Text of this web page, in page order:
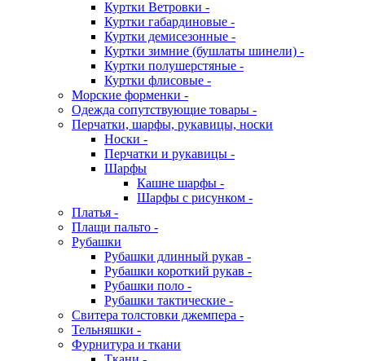
Куртки Ветровки -
Куртки габардиновые -
Куртки демисезонные -
Куртки зимние (бушлаты шинели) -
Куртки полушерстяные -
Куртки флисовые -
Морские форменки -
Одежда сопутствующие товары -
Перчатки, шарфы, рукавицы, носки
Носки -
Перчатки и рукавицы -
Шарфы
Кашне шарфы -
Шарфы с рисунком -
Платья -
Плащи пальто -
Рубашки
Рубашки длинный рукав -
Рубашки короткий рукав -
Рубашки поло -
Рубашки тактические -
Свитера толстовки джемпера -
Тельняшки -
Фурнитура и ткани